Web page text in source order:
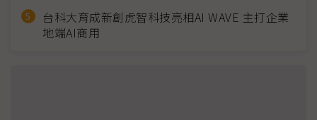
台科大育成新創虎智科技亮相AI WAVE 主打企業
地端AI商用